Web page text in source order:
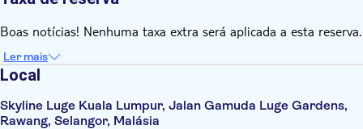
Boas notícias! Nenhuma taxa extra será aplicada a esta reserva.
Ler mais
Local
Skyline Luge Kuala Lumpur, Jalan Gamuda Luge Gardens,
Rawang, Selangor, Malásia